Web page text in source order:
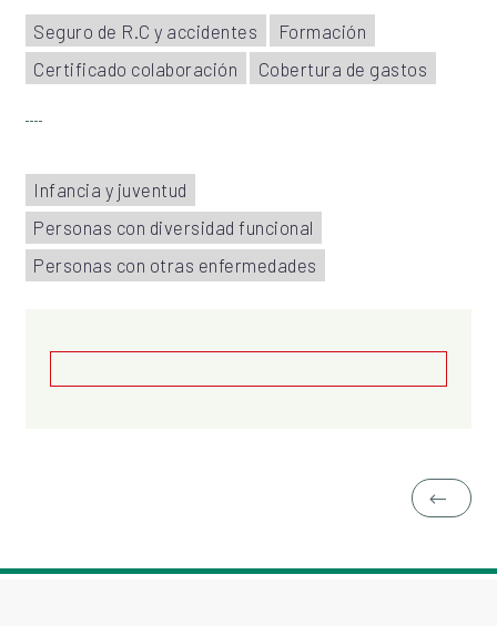
Seguro de R.C y accidentes
Formación
Certificado colaboración
Cobertura de gastos
Infancia y juventud
Personas con diversidad funcional
Personas con otras enfermedades